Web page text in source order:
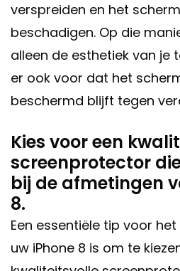
verspreiden en het
beschadigen. Op die
alleen de esthetiek van je
er ook voor dat het
beschermd blijft tegen
Kies voor een
screenprotector
bij de afmetingen
8.
Een essentiële tip voor
uw iPhone 8 is om te